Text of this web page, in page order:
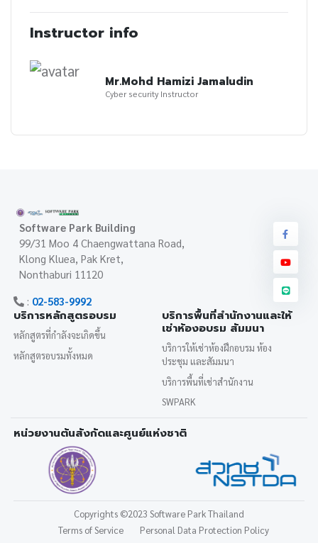
Instructor info
Mr.Mohd Hamizi Jamaludin
Cyber security Instructor
Software Park Building
99/31 Moo 4 Chaengwattana Road,
Klong Kluea, Pak Kret,
Nonthaburi 11120
: 02-583-9992
บริการหลักสูตรอบรม
หลักสูตรที่กำลังจะเกิดขึ้น
หลักสูตรอบรมทั้งหมด
บริการพื้นที่สำนักงานและให้
เช่าห้องอบรม สัมมนา
บริการให้เช่าห้องฝึกอบรม ห้อง
ประชุม และสัมมนา
บริการพื้นที่เช่าสำนักงาน
SWPARK
หน่วยงานต้นสังกัดและศูนย์แห่งชาติ
Copyrights ©2023 Software Park Thailand
Terms of Service
Personal Data Protection Policy